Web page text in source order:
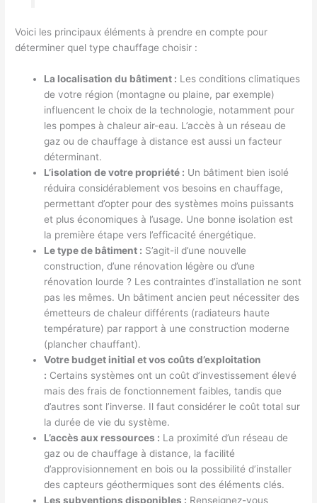
Voici les principaux éléments à prendre en compte pour
déterminer quel type chauffage choisir :
La localisation du bâtiment : Les conditions climatiques
de votre région (montagne ou plaine, par exemple)
influencent le choix de la technologie, notamment pour
les pompes à chaleur air-eau. L’accès à un réseau de
gaz ou de chauffage à distance est aussi un facteur
déterminant.
L’isolation de votre propriété : Un bâtiment bien isolé
réduira considérablement vos besoins en chauffage,
permettant d’opter pour des systèmes moins puissants
et plus économiques à l’usage. Une bonne isolation est
la première étape vers l’efficacité énergétique.
Le type de bâtiment : S’agit-il d’une nouvelle
construction, d’une rénovation légère ou d’une
rénovation lourde ? Les contraintes d’installation ne sont
pas les mêmes. Un bâtiment ancien peut nécessiter des
émetteurs de chaleur différents (radiateurs haute
température) par rapport à une construction moderne
(plancher chauffant).
Votre budget initial et vos coûts d’exploitation
: Certains systèmes ont un coût d’investissement élevé
mais des frais de fonctionnement faibles, tandis que
d’autres sont l’inverse. Il faut considérer le coût total sur
la durée de vie du système.
L’accès aux ressources : La proximité d’un réseau de
gaz ou de chauffage à distance, la facilité
d’approvisionnement en bois ou la possibilité d’installer
des capteurs géothermiques sont des éléments clés.
Les subventions disponibles : Renseignez-vous